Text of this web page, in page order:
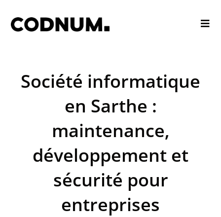
Société informatique
en Sarthe :
maintenance,
développement et
sécurité pour
entreprises